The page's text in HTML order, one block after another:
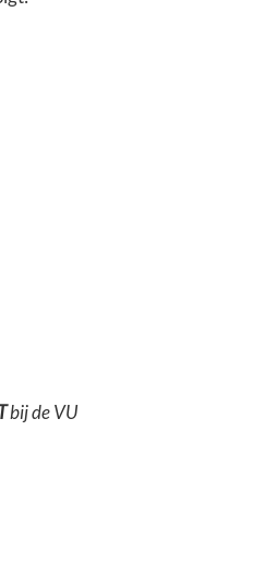
bij de VU